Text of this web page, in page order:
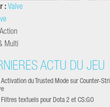
: Valve
Action
Multi
ACTU DU JEU
Activation du Trusted Mode sur Counter-
Filtres textuels pour Dota 2 et CS:GO